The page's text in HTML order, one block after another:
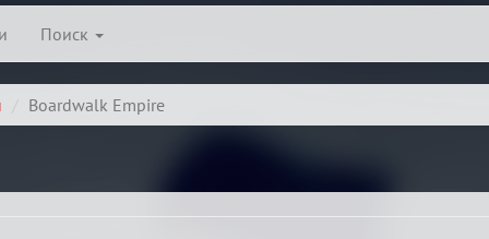
Поиск
Boardwalk Empire